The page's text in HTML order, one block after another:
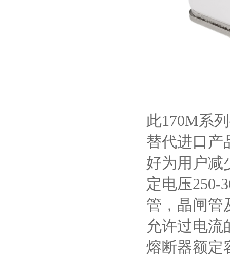
此170M系
替代进口产
好为用户减
定电压250-
管，晶闸管
允许过电流
熔断器额定